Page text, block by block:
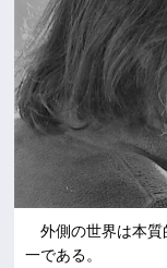
外側の世界は本
一である。